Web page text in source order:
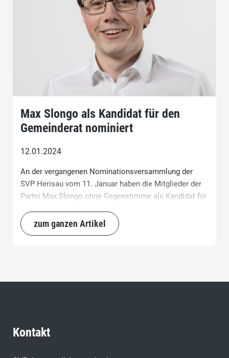
Max Slongo als Kandidat für den
Gemeinderat nominiert
12.01.2024
An der vergangenen Nominationsversammlung der
SVP Herisau vom 11. Januar haben die Mitglieder der
Partei Max Slongo ohne Gegenstimme als Kandidat für
2024 nominiert.
zum ganzen Artikel
Kontakt